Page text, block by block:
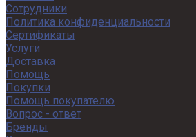
Сотрудники
Политика конфиденциальности
Сертификаты
Услуги
Доставка
Помощь
Покупки
Помощь покупателю
Вопрос - ответ
Бренды